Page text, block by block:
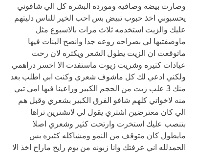
وصارت بيضه وصافيه ومورده البشره كل الي شافوني
يحسبوني اخذ حبوب تبيض بس احب الخير للناس دليتهم
عليك والزيت استخدمه ثلاث مرات بالاسبوع مثل
ماوصفتيها لي بصراحه روعه جدا وانصح البنات فيها
ماتوقعت ان الزيت يطول الشعر ويكثره لان رحت
عيادات كثيره وشريت زيوت ماستفدت الا اخسر دراهمي
ولكني ادعي لك كل ماشوف شعري وكنت ابي اطلب بعد
منك 3 علب زيت من الحجم الكبير وراعينا فيها امي تبي
منه لاخواتي كلهم شافو الفرق الكبير بشعري وقبل هم
الي كان معترضين اشتري يقول لي لاتشترين تراها
بتنصب عليك استخرت وارتحت كثير وشعري اصلا
مايطول كان متوقف من النمو ومشاكله كثيره بس
الحمدلله اني عرفتك وانا زبونه من يوم رايح ماراح اخذ الا